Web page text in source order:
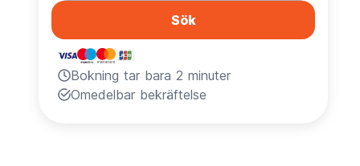
Sök
Bokning tar bara 2 minuter
Omedelbar bekräftelse